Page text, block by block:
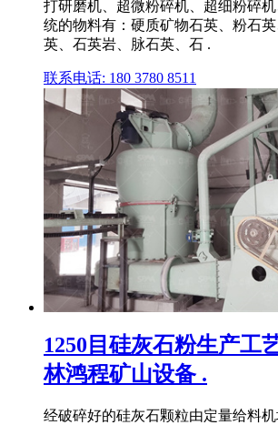
打研磨机、超微粉碎机、超细粉碎
统的物料有：硬质矿物石英、粉石
英、石英岩、脉石英、石 .
联系电话: 180 3780 8511
1250目硅灰石粉生产工
林鸿程矿山设备 .
经破碎好的硅灰石颗粒由定量给料